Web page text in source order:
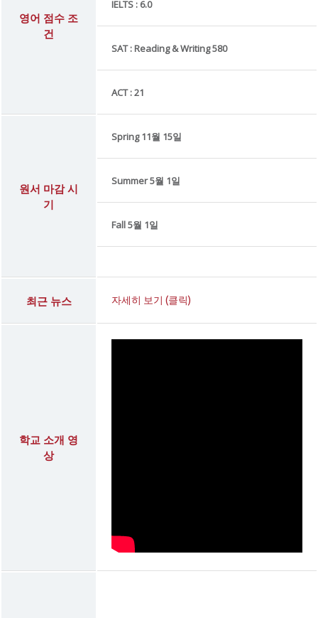
영어 점수 조
건
IELTS : 6.0
SAT : Reading & Writing 580
ACT : 21
원서 마감 시
기
Spring 11월 15일
Summer 5월 1일
Fall 5월 1일
최근 뉴스 자세히 보기 (클릭)
학교 소개 영
상